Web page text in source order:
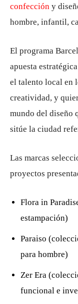
confección y
hombre, infantil,
El programa
apuesta
el talento local en
creatividad, y
mundo del diseño
sitúe la ciudad
Las marcas
proyectos
Flora in
estampación)
Paraiso
para hombre)
Zer Era
funcional e